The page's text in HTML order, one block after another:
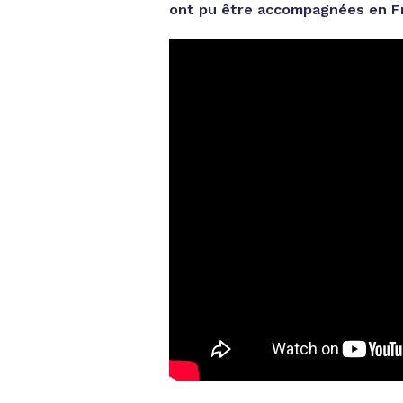
ont pu être accompagnées en